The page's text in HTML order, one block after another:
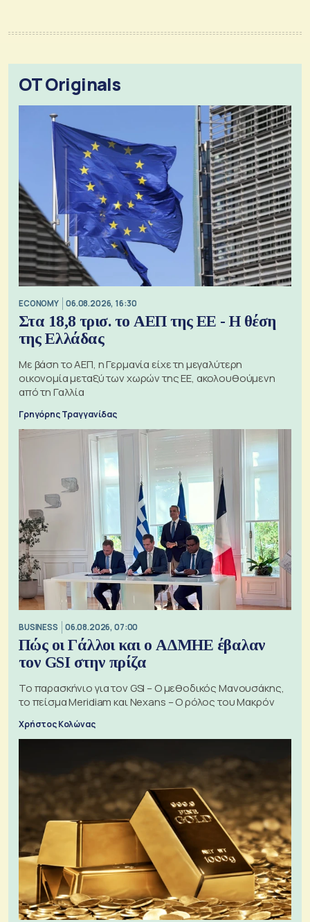
OT Originals
ECONOMY 06.08.2026, 16:30
Στα 18,8 τρισ. το ΑΕΠ της ΕΕ - Η θέση
της Ελλάδας
Με βάση το ΑΕΠ, η Γερμανία είχε τη μεγαλύτερη
οικονομία μεταξύ των χωρών της ΕΕ, ακολουθούμενη
από τη Γαλλία
Γρηγόρης Τραγγανίδας
BUSINESS 06.08.2026, 07:00
Πώς οι Γάλλοι και ο ΑΔΜΗΕ έβαλαν
τον GSI στην πρίζα
Το παρασκήνιο για τον GSI – Ο μεθοδικός Μανουσάκης,
το πείσμα Meridiam και Nexans – Ο ρόλος του Μακρόν
Χρήστος Κολώνας